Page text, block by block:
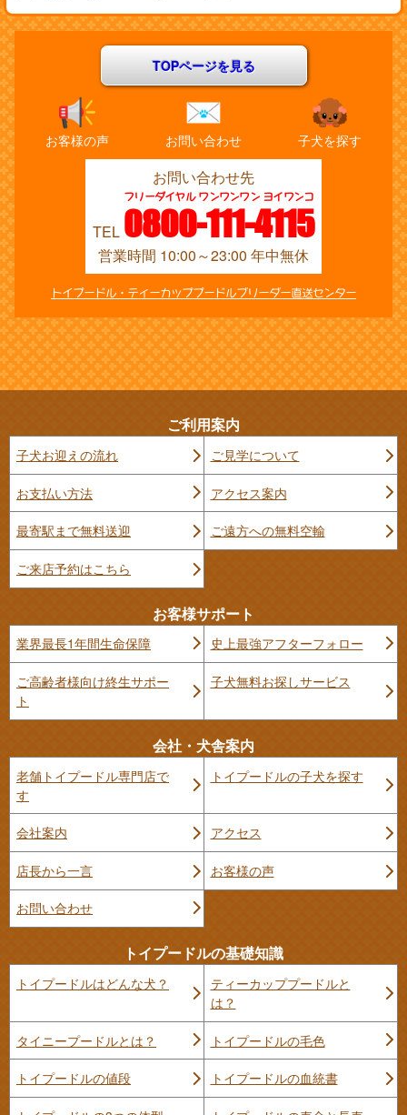
TOPページを見る
お客様の声 お問い合わせ 子犬を探す
お問い合わせ先
TEL 0800-111-4115
フリーダイヤル ワンワンワン ヨイワンコ
営業時間 10:00～23:00 年中無休
トイプードル・ティーカッププードルブリーダー直送センター
ご利用案内
子犬お迎えの流れ ご見学について
お支払い方法 アクセス案内
最寄駅まで無料送迎 ご遠方への無料空輸
ご来店予約はこちら
お客様サポート
業界最長1年間生命保障 史上最強アフターフォロー
ご高齢者様向け終生サポー
ト
子犬無料お探しサービス
会社・犬舎案内
老舗トイプードル専門店で
す
トイプードルの子犬を探す
会社案内 アクセス
店長から一言 お客様の声
お問い合わせ
トイプードルの基礎知識
トイプードルはどんな犬？
ティーカッププードルと
は？
タイニープードルとは？ トイプードルの毛色
トイプードルの値段 トイプードルの血統書